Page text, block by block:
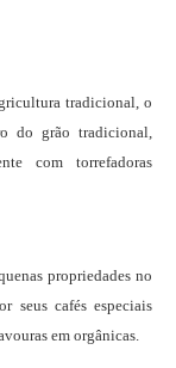
tradicional, o
do grão tradicional,
com torrefadoras
propriedades no
seus cafés especiais
em orgânicas.